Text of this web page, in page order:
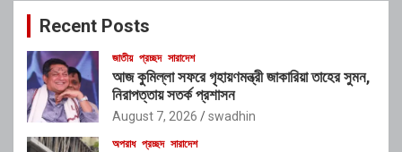
c
Recent Posts
জাতীয় প্রচ্ছদ সারাদেশ
আজ কুমিল্লা সফরে গৃহায়ণমন্ত্রী জাকারিয়া তাহের সুমন,
নিরাপত্তায় সতর্ক প্রশাসন
August 7, 2026 swadhin
অপরাধ প্রচ্ছদ সারাদেশ